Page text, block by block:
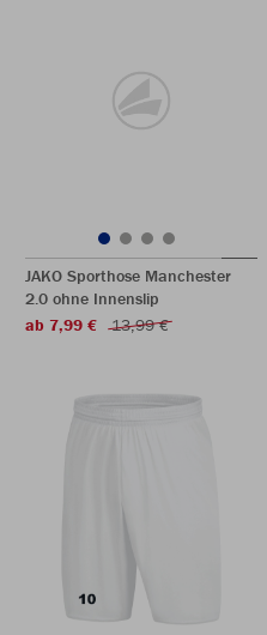
JAKO Sporthose Manchester
2.0 ohne Innenslip
ab 7,99 €
13,99 €